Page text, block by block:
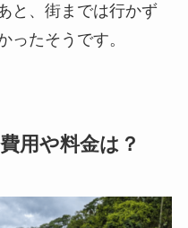
と、街までは行かず
ったそうです。
用や料金は？